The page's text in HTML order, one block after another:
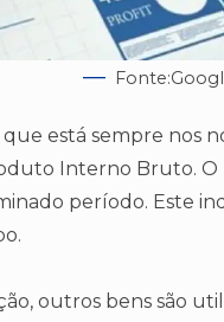
que está sempre nos
Interno Bruto.
período. Este
outros bens são